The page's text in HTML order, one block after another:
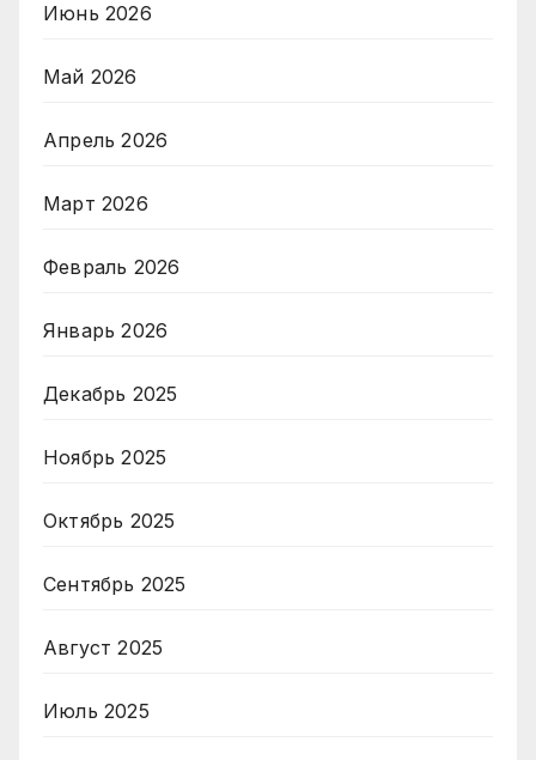
Июнь 2026
Май 2026
Апрель 2026
Март 2026
Февраль 2026
Январь 2026
Декабрь 2025
Ноябрь 2025
Октябрь 2025
Сентябрь 2025
Август 2025
Июль 2025